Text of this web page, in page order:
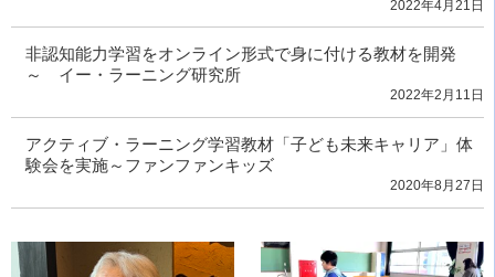
2022年4月21日
非認知能力学習をオンライン形式で身に付ける教材を開発
～ イー・ラーニング研究所
2022年2月11日
アクティブ・ラーニング学習教材「子ども未来キャリア」体
験会を実施～ファンファンキッズ
2020年8月27日